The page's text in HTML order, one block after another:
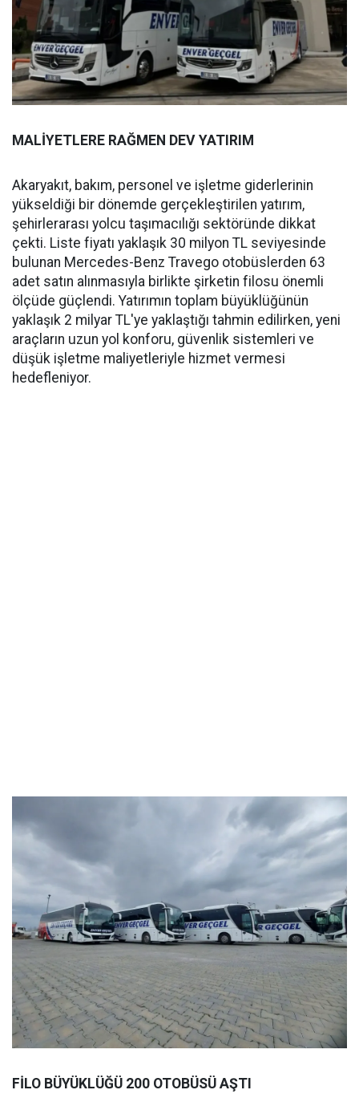
MALİYETLERE RAĞMEN DEV YATIRIM
Akaryakıt, bakım, personel ve işletme giderlerinin
yükseldiği bir dönemde gerçekleştirilen yatırım,
şehirlerarası yolcu taşımacılığı sektöründe dikkat
çekti. Liste fiyatı yaklaşık 30 milyon TL seviyesinde
bulunan Mercedes-Benz Travego otobüslerden 63
adet satın alınmasıyla birlikte şirketin filosu önemli
ölçüde güçlendi. Yatırımın toplam büyüklüğünün
yaklaşık 2 milyar TL'ye yaklaştığı tahmin edilirken, yeni
araçların uzun yol konforu, güvenlik sistemleri ve
düşük işletme maliyetleriyle hizmet vermesi
hedefleniyor.
FİLO BÜYÜKLÜĞÜ 200 OTOBÜSÜ AŞTI